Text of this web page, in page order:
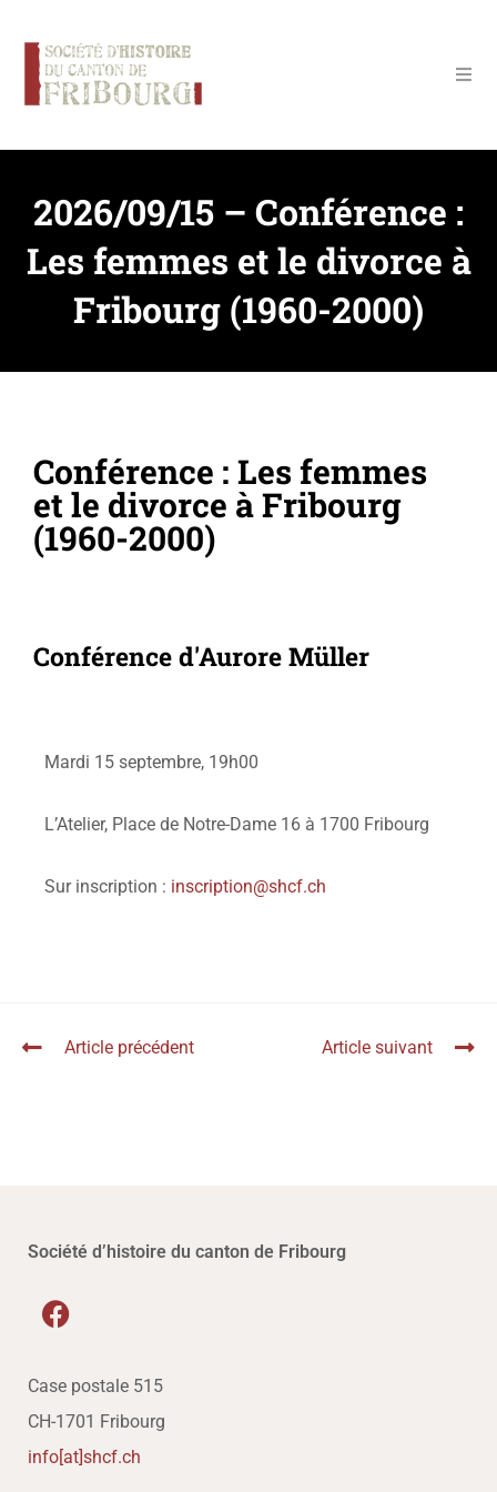
2026/09/15 – Conférence :
Les femmes et le divorce à
Fribourg (1960-2000)
Conférence : Les femmes
et le divorce à Fribourg
(1960-2000)
Conférence d'Aurore Müller
Mardi 15 septembre, 19h00
L’Atelier, Place de Notre-Dame 16 à 1700 Fribourg
Sur inscription : inscription@shcf.ch
Article précédent Article suivant
Société d’histoire du canton de Fribourg
Case postale 515
CH-1701 Fribourg
info[at]shcf.ch